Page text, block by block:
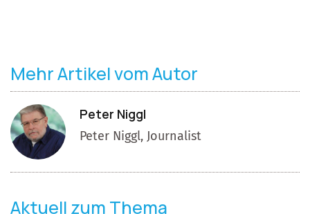
Mehr Artikel vom Autor
Peter Niggl
Peter Niggl, Journalist
Aktuell zum Thema